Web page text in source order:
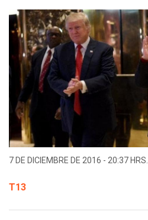
7 DE DICIEMBRE DE 2016 - 20:37 HRS.
T13